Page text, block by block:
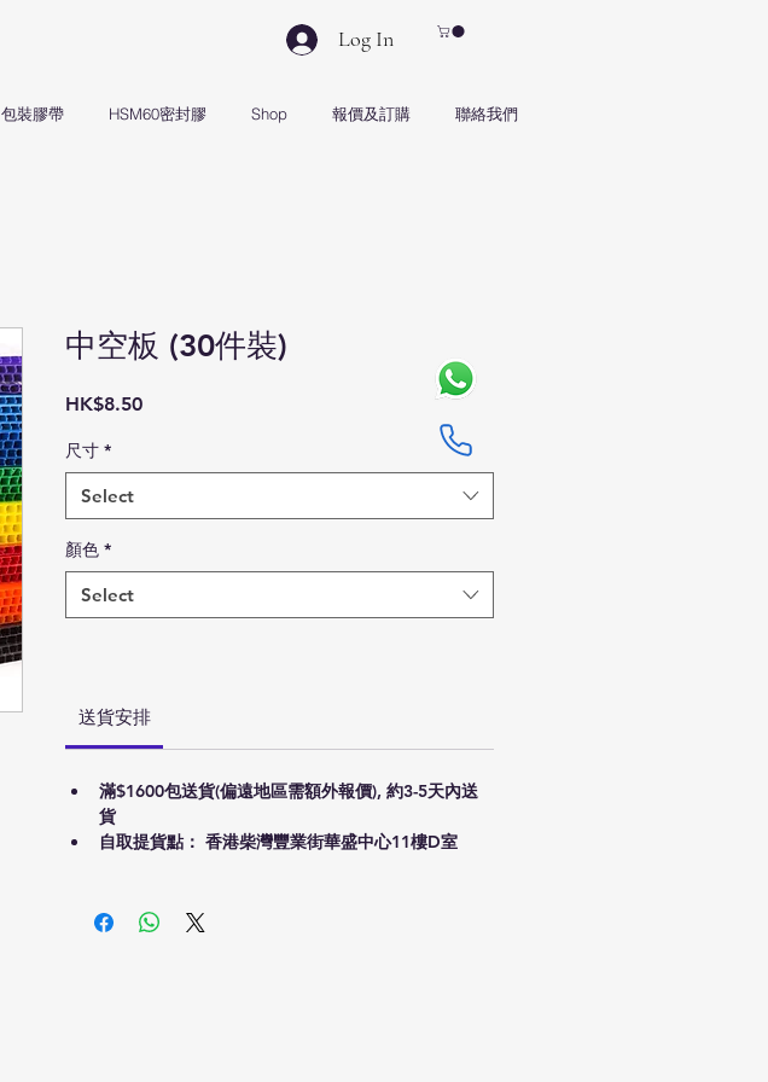
Log In
包裝膠帶 HSM60密封膠 Shop 報價及訂購 聯絡我們
中空板 (30件裝)
HK$8.50Price
尺寸 *
Select
顏色 *
Select
送貨安排
滿$1600包送貨(偏遠地區需額外報價), 約3-5天內送
貨
自取提貨點： 香港柴灣豐業街華盛中心11樓D室